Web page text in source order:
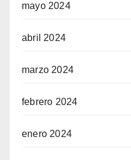
mayo 2024
abril 2024
marzo 2024
febrero 2024
enero 2024